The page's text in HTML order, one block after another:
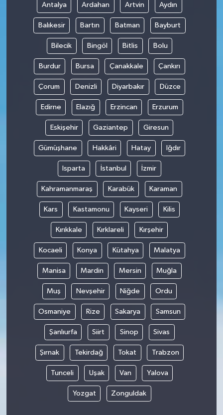
Antalya Ardahan Artvin Aydın
Balıkesir Bartın Batman Bayburt
Bilecik Bingöl Bitlis Bolu
Burdur Bursa Çanakkale Çankırı
Çorum Denizli Diyarbakır Düzce
Edirne Elazığ Erzincan Erzurum
Eskişehir Gaziantep Giresun
Gümüşhane Hakkâri Hatay Iğdır
Isparta İstanbul İzmir
Kahramanmaraş Karabük Karaman
Kars Kastamonu Kayseri Kilis
Kırıkkale Kırklareli Kırşehir
Kocaeli Konya Kütahya Malatya
Manisa Mardin Mersin Muğla
Muş Nevşehir Niğde Ordu
Osmaniye Rize Sakarya Samsun
Şanlıurfa Siirt Sinop Sivas
Şırnak Tekirdağ Tokat Trabzon
Tunceli Uşak Van Yalova
Yozgat Zonguldak